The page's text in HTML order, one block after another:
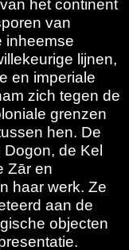
het continent
van
inheemse
lijnen,
en imperiale
zich tegen de
grenzen
hen. De
de Kel
Zār en
haar werk. Ze
aan de
objecten